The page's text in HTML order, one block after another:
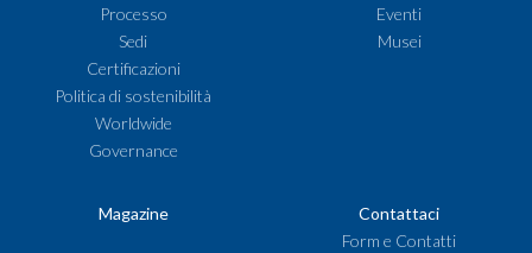
Processo
Sedi
Certificazioni
Politica di sostenibilità
Worldwide
Governance
Eventi
Musei
Magazine
Contattaci
Form e Contatti